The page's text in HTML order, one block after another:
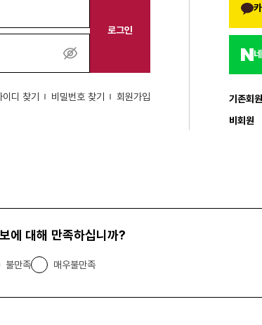
비
밀
호
로그인
이디 찾기 비밀번호 찾기 회원가입
기존회원
비회원
에 대해 만족하십니까?
불만족 매우불만족